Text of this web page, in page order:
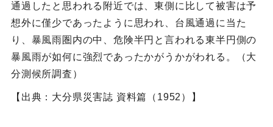
通過したと思われる附近では、東側に比して被害は予
想外に僅少であったように思われ、台風通過に当た
り、暴風雨圏内の中、危険半円と言われる東半円側の
暴風雨が如何に強烈であったかがうかがわれる。（大
分測候所調査）
【出典：大分県災害誌 資料篇（1952）】